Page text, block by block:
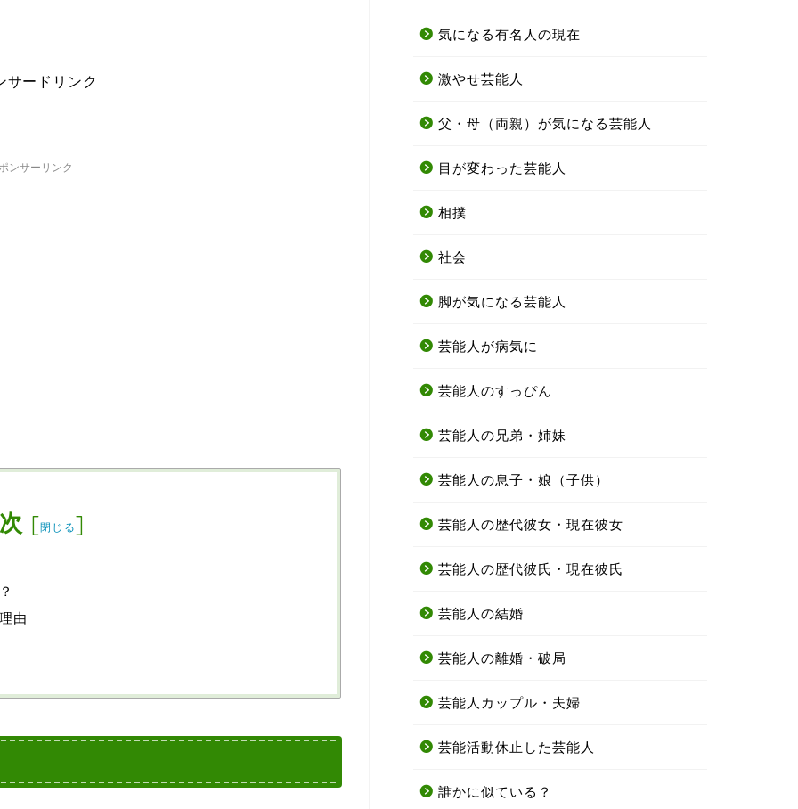
サードリンク
ンサーリンク
[閉じる]
由
気になる有名人の現在
激やせ芸能人
父・母（両親）が気になる芸能人
目が変わった芸能人
相撲
社会
脚が気になる芸能人
芸能人が病気に
芸能人のすっぴん
芸能人の兄弟・姉妹
芸能人の息子・娘（子供）
芸能人の歴代彼女・現在彼女
芸能人の歴代彼氏・現在彼氏
芸能人の結婚
芸能人の離婚・破局
芸能人カップル・夫婦
芸能活動休止した芸能人
誰かに似ている？